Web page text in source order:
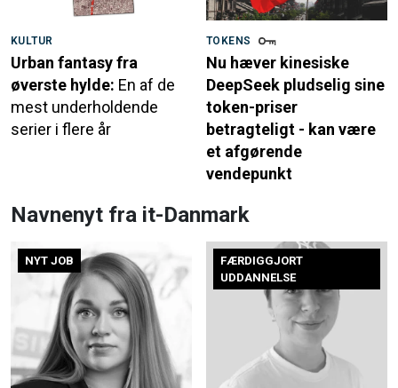
KULTUR
Urban fantasy fra
øverste hylde: En af de
mest underholdende
serier i flere år
TOKENS
Nu hæver kinesiske
DeepSeek pludselig sine
token-priser
betragteligt - kan være
et afgørende
vendepunkt
Navnenyt fra it-Danmark
NYT JOB
FÆRDIGGJORT
UDDANNELSE